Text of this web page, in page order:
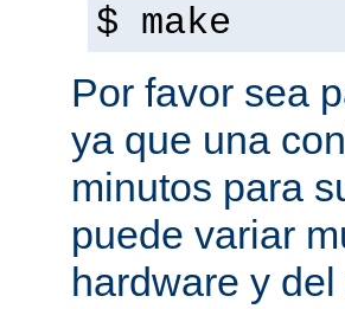
$ make
Por favor sea
ya que una
minutos para
puede variar
hardware y